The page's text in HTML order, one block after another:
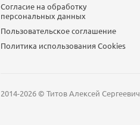
Согласие на обработку
персональных данных
Пользовательское соглашение
Политика использования Сookies
2014-2026 © Титов Алексей Сергеевич